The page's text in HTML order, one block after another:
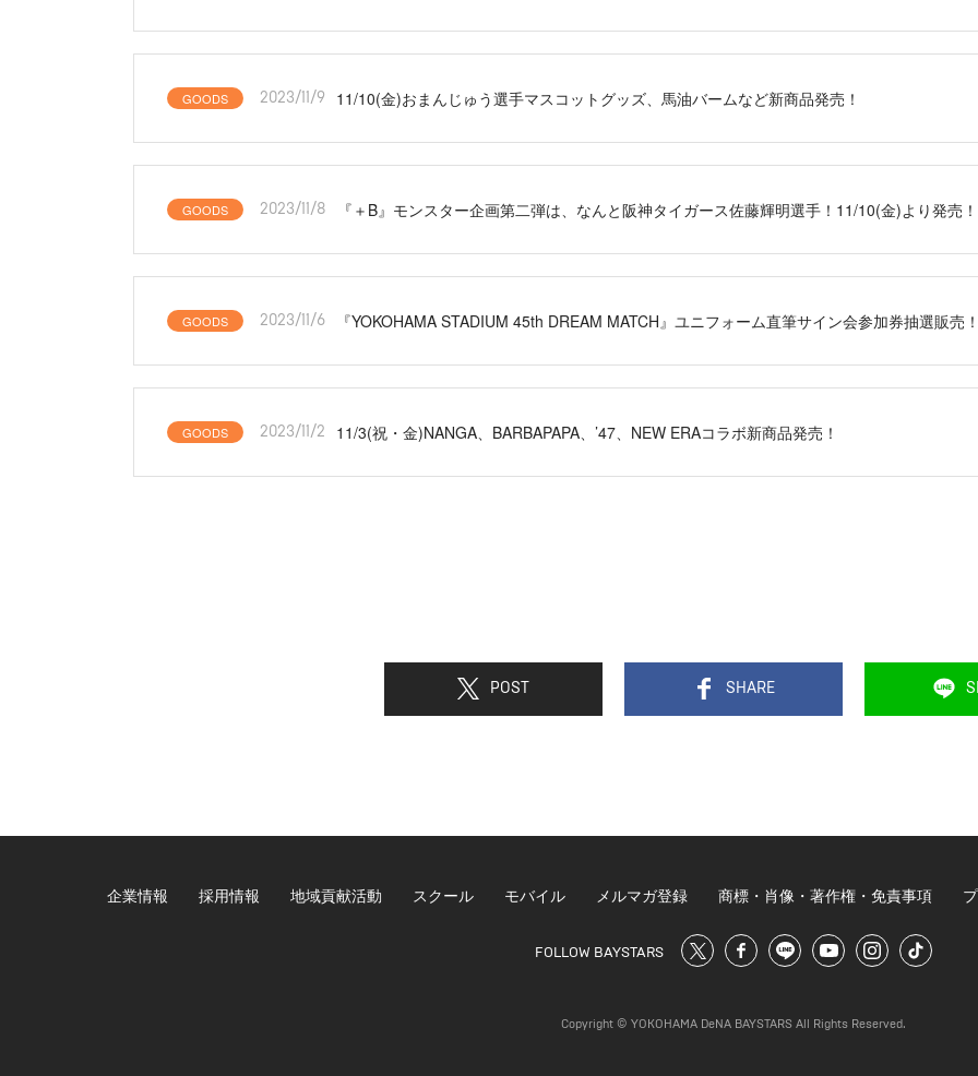
GOODS 2023/11/9 11/10(金)おまんじゅう選手マスコットグッズ、馬油バームなど新商品発売！
GOODS 2023/11/8 『＋B』モンスター企画第二弾は、なんと阪神タイガース佐藤輝明選手！11/10(金)より発売！
GOODS 2023/11/6 『YOKOHAMA STADIUM 45th DREAM MATCH』ユニフォーム直筆サイン会参加券抽選販売
GOODS 2023/11/2 11/3(祝・金)NANGA、BARBAPAPA、’47、NEW ERAコラボ新商品発売！
POST SHARE
企業情報 採用情報 地域貢献活動 スクール モバイル メルマガ登録 商標・肖像・著作権・免責事項
FOLLOW BAYSTARS
Copyright © YOKOHAMA DeNA BAYSTARS All Rights Reserved.